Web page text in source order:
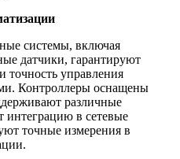
системы, включая
датчики, гарантируют
точность управления
Контроллеры оснащены
различные
интеграцию в сетевые
точные измерения в